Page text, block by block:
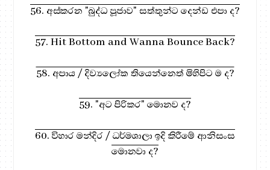
56. අස්කරන "බුද්ධ පූජාව" සත්තුන්ට දෙන්ඩ එපා ද?
57. Hit Bottom and Wanna Bounce Back?
58. අපාය / දිව්‍යලෝක තියෙන්නෙත් මිහිපිට ම ද?
59. "අට පිරිකර" මොනව ද?
60. විහාර මන්දිර / ධර්මශාලා ඉදි කිරීමේ ආනිසංස
මොනවා ද?